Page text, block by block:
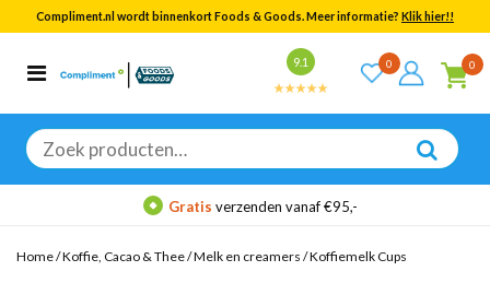
Compliment.nl wordt binnenkort Foods & Goods. Meer informatie? Klik hier!!
9.1 0 0
Zoeken
naar:
Categorieën
Bekijk alle resultaten
Gratis verzenden vanaf €95,-
Home/Koffie, Cacao & Thee/Melk en creamers /Koffiemelk Cups